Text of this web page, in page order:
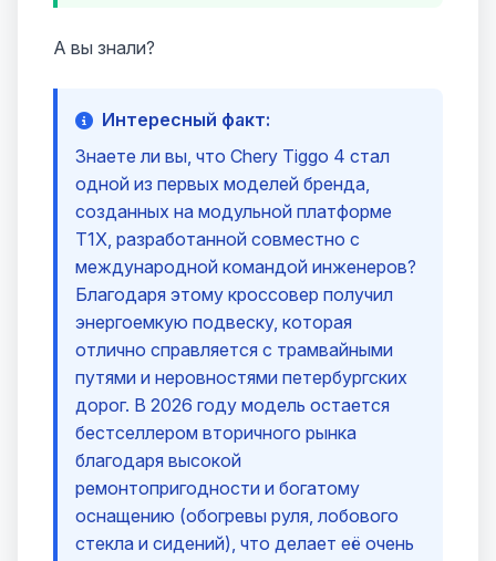
А вы знали?
Интересный факт:
Знаете ли вы, что Chery Tiggo 4 стал
одной из первых моделей бренда,
созданных на модульной платформе
T1X, разработанной совместно с
международной командой инженеров?
Благодаря этому кроссовер получил
энергоемкую подвеску, которая
отлично справляется с трамвайными
путями и неровностями петербургских
дорог. В 2026 году модель остается
бестселлером вторичного рынка
благодаря высокой
ремонтопригодности и богатому
оснащению (обогревы руля, лобового
стекла и сидений), что делает её очень